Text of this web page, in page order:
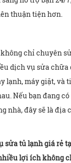
thuận tiện hơn.
chỉ chuyên
dịch vụ sửa
lạnh, máy giặt, và
Nếu bạn đang
nhà, đây sẽ là địa
sửa tủ lạnh giá rẻ
lợi ích không